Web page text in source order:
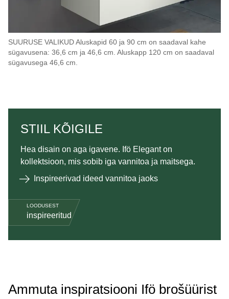
SUURUSE VALIKUD Aluskapid 60 ja 90 cm on saadaval kahe
sügavusena: 36,6 cm ja 46,6 cm. Aluskapp 120 cm on saadaval
sügavusega 46,6 cm.
STIIL KÕIGILE
Hea disain on aga igavene. Ifö Elegant on
kollektsioon, mis sobib iga vannitoa ja maitsega.
Inspireerivad ideed vannitoa jaoks
LOODUSEST
inspireeritud
Ammuta inspiratsiooni Ifö brošüürist